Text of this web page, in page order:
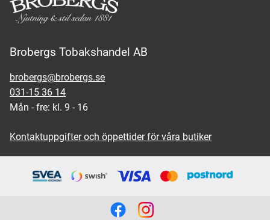
Brobergs Tobakshandel AB
brobergs@brobergs.se
031-15 36 14
Mån - fre: kl. 9 - 16
Kontaktuppgifter och öppettider för våra butiker